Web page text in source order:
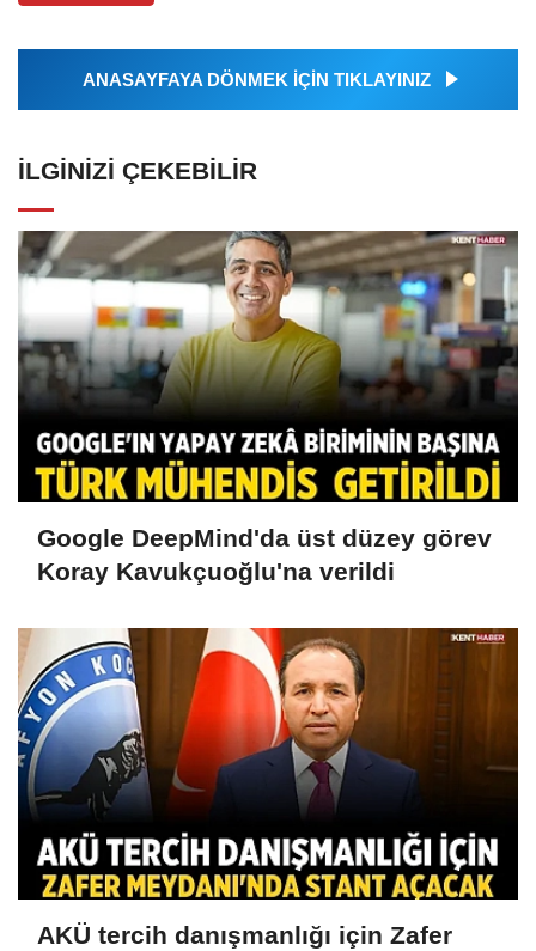
ANASAYFAYA DÖNMEK İÇİN TIKLAYINIZ
İLGINIZI ÇEKEBILIR
Google DeepMind'da üst düzey görev
Koray Kavukçuoğlu'na verildi
AKÜ tercih danışmanlığı için Zafer